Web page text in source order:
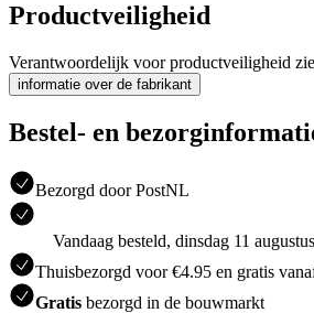
Productveiligheid
Verantwoordelijk voor productveiligheid zie
informatie over de fabrikant
Bestel- en
Bezorgd door PostNL
Vandaag besteld, dinsdag 11
Thuisbezorgd voor €4.95 en gratis
Gratis bezorgd in de bouwmarkt